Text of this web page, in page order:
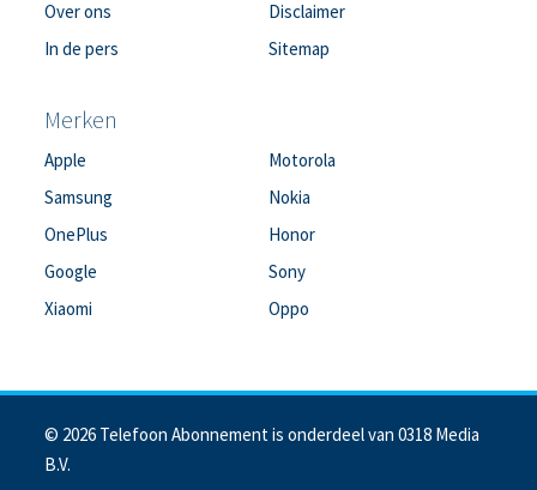
Over ons
In de pers
Disclaimer
Sitemap
Merken
Apple
Samsung
OnePlus
Google
Xiaomi
Motorola
Nokia
Honor
Sony
Oppo
© 2026 Telefoon Abonnement is onderdeel van 0318 Media
B.V.